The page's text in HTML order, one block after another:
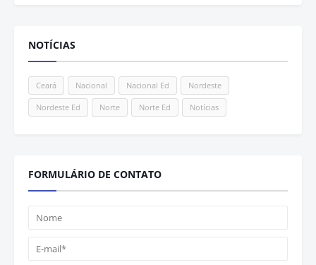
NOTÍCIAS
Ceará Nacional Nacional Ed Nordeste
Nordeste Ed Norte Norte Ed Notícias
FORMULÁRIO DE CONTATO